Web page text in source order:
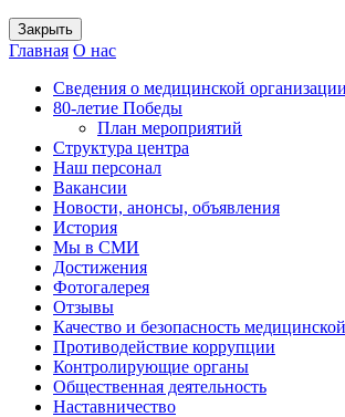
Закрыть
Главная О нас
Сведения о медицинской организации
80-летие Победы
План мероприятий
Структура центра
Наш персонал
Вакансии
Новости, анонсы, объявления
История
Мы в СМИ
Достижения
Фотогалерея
Отзывы
Качество и безопасность
Противодействие коррупции
Контролирующие органы
Общественная деятельность
Наставничество